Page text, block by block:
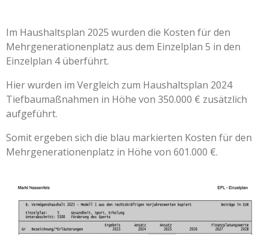
Im Haushaltsplan 2025 wurden die Kosten für den
Mehrgenerationenplatz aus dem Einzelplan 5 in den
Einzelplan 4 überführt.
Hier wurden im Vergleich zum Haushaltsplan 2024
Tiefbaumaßnahmen in Höhe von 350.000 € zusätzlich
aufgeführt.
Somit ergeben sich die blau markierten Kosten für den
Mehrgenerationenplatz in Höhe von 601.000 €.